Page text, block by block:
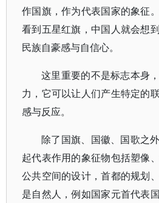
作国旗，作为代表国家的象征
看到五星红旗，中国人就会想
民族自豪感与自信心。
这里重要的不是标志本身
力，它可以让人们产生特定的
感与反应。
除了国旗、国徽、国歌之
起代表作用的象征物包括塑像
公共空间的设计，首都的规划
是自然人，例如国家元首代表